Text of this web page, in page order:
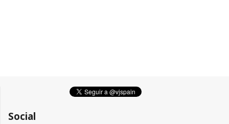
Social